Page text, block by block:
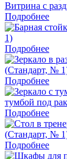
Витрина с
Подробнее
1)
Подробнее
(Стандарт, №
Подробнее
тумбой под
Подробнее
(Стандарт, №
Подробнее